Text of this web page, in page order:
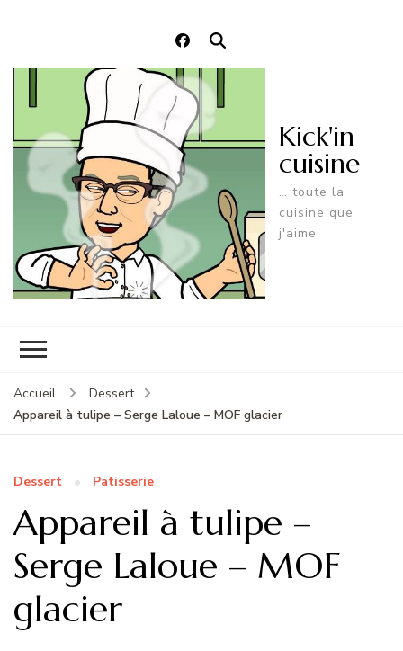
Kick'in
cuisine
… toute la
cuisine que
j'aime
Accueil
Dessert
Appareil à tulipe – Serge Laloue – MOF glacier
Dessert Patisserie
Appareil à tulipe –
Serge Laloue – MOF
glacier